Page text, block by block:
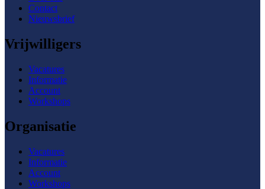
Contact
Nieuwsbrief
Vrijwilligers
Vacatures
Informatie
Account
Workshops
Organisatie
Vacatures
Informatie
Account
Workshops